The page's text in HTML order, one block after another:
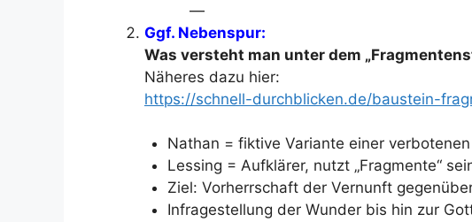
—
Ggf. Nebenspur:
Was versteht man unter dem
Näheres dazu hier:
https://schnell-durchblicken.de/baustein-
Nathan = fiktive Variante einer
Lessing = Aufklärer, nutzt „Fragmente“
Ziel: Vorherrschaft der Vernunft
Infragestellung der Wunder bis hin zur